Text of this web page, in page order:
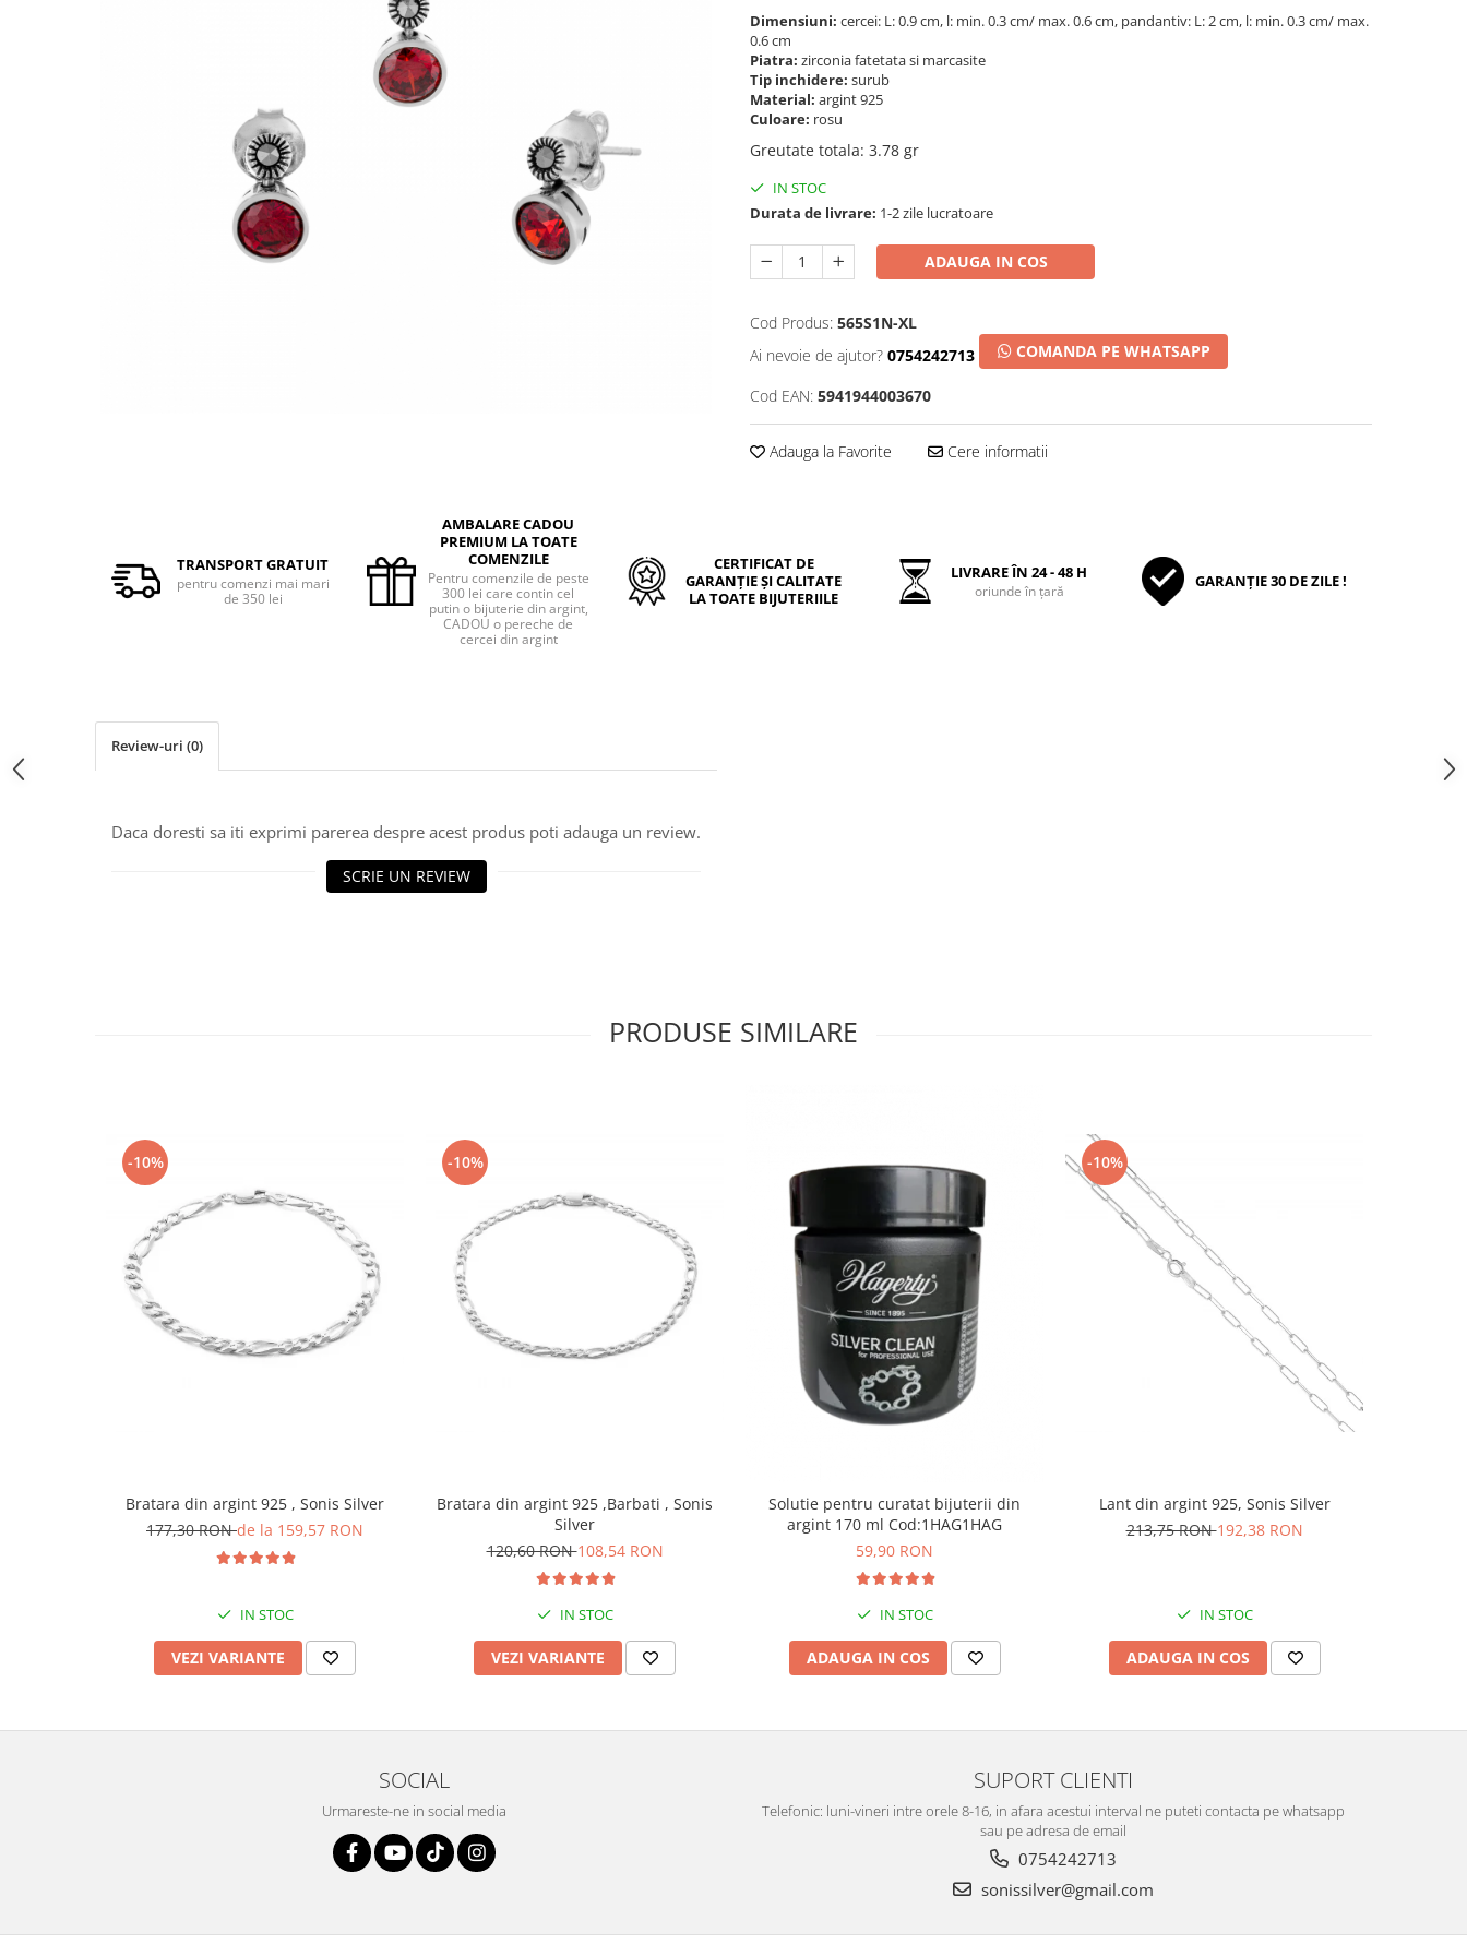
Dimensiuni: cercei: L: 0.9 cm, l: min. 0.3 cm/ max. 0.6 cm, pandantiv: L: 2 cm, l: min. 0.3 cm/ max.
0.6 cm
Piatra: zirconia fatetata si marcasite
Tip inchidere: surub
Material: argint 925
Culoare: rosu
Greutate totala: 3.78 gr
IN STOC
Durata de livrare: 1-2 zile lucratoare
ADAUGA IN COS
Cod Produs: 565S1N-XL
Ai nevoie de ajutor? 0754242713 COMANDA PE WHATSAPP
Cod EAN: 5941944003670
Adauga la Favorite Cere informatii
TRANSPORT GRATUIT
pentru comenzi mai mari
de 350 lei
AMBALARE CADOU
PREMIUM LA TOATE
COMENZILE
Pentru comenzile de peste
300 lei care contin cel
putin o bijuterie din argint,
CADOU o pereche de
cercei din argint
CERTIFICAT DE
GARANȚIE ȘI CALITATE
LA TOATE BIJUTERIILE
LIVRARE ÎN 24 - 48 H
oriunde în țară GARANȚIE 30 DE ZILE !
Review-uri (0)
Daca doresti sa iti exprimi parerea despre acest produs poti adauga un review.
SCRIE UN REVIEW
PRODUSE SIMILARE
-10%
Bratara din argint 925 , Sonis Silver
177,30 RONde la 159,57 RON
IN STOC
VEZI VARIANTE
-10%
Bratara din argint 925 ,Barbati , Sonis
Silver
120,60 RON108,54 RON
IN STOC
VEZI VARIANTE
Solutie pentru curatat bijuterii din
argint 170 ml Cod:1HAG1HAG
59,90 RON
IN STOC
ADAUGA IN COS
-10%
Lant din argint 925, Sonis Silver
213,75 RON192,38 RON
IN STOC
ADAUGA IN COS
SOCIAL
Urmareste-ne in social media
SUPORT CLIENTI
Telefonic: luni-vineri intre orele 8-16, in afara acestui interval ne puteti contacta pe whatsapp
sau pe adresa de email
0754242713
sonissilver@gmail.com